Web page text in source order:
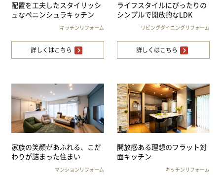
配置を工夫したスタイリッシ
ュなペニンシュラキッチン
キッチンリフォーム
詳しくはこちら
ライフスタイルにぴったりの
シンプルで開放的なLDK
リビングダイニングリフォーム
詳しくはこちら
家族の笑顔があふれる、こだ
わりが詰まった住まい
マンションリフォーム
開放感ある理想のフラット対
面キッチン
キッチンリフォーム